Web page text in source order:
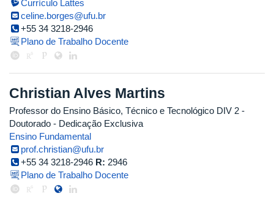
Currículo Lattes
celine.borges@ufu.br
+55 34 3218-2946
Plano de Trabalho Docente
Christian Alves Martins
Professor do Ensino Básico, Técnico e Tecnológico DIV 2 -
Doutorado - Dedicação Exclusiva
Ensino Fundamental
prof.christian@ufu.br
+55 34 3218-2946 R: 2946
Plano de Trabalho Docente